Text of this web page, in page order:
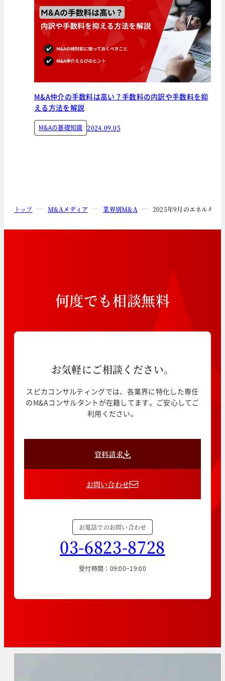
M&A仲介の手数料は高い？手数料の内訳や手数料を抑
える方法を解説
M&Aの基礎知識 2024.09.05
トップ M&Aメディア 業界別M&A 2025年9月のエネルギー
何度でも相談無料
お気軽にご相談ください。
スピカコンサルティングでは、各業界に特化した専任
のM&Aコンサルタントが在籍してます。ご安心してご
利用ください。
資料請求
お問い合わせ
お電話でのお問い合わせ
03-6823-8728
受付時間：09:00~19:00